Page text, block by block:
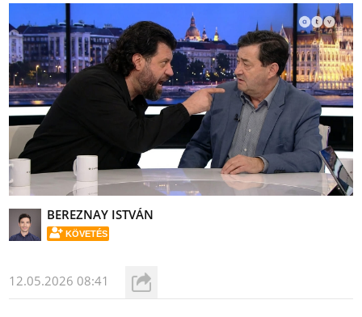
BEREZNAY ISTVÁN
KÖVETÉS
12.05.2026 08:41